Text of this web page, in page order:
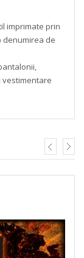
imprimate prin
denumirea de
vestimentare